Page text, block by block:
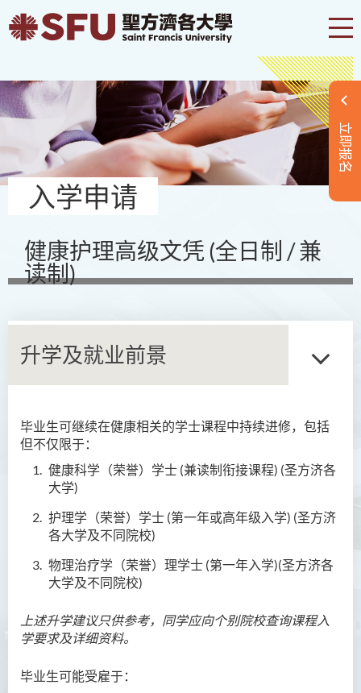
立即报名
入学申请
健康护理高级文凭 (全日制 / 兼
读制)
升学及就业前景
毕业生可继续在健康相关的学士课程中持续进修，包括
但不仅限于：
健康科学（荣誉）学士 (兼读制衔接课程) (圣方济各
大学)
护理学（荣誉）学士 (第一年或高年级入学) (圣方济
各大学及不同院校)
物理治疗学（荣誉）理学士 (第一年入学)(圣方济各
大学及不同院校)
上述升学建议只供参考，同学应向个别院校查询课程入
学要求及详细资料。
毕业生可能受雇于：
商务学副学士
人工智能及资讯通讯科技高
犯罪及安保科学高级文凭
普通科护理学高级文凭（课